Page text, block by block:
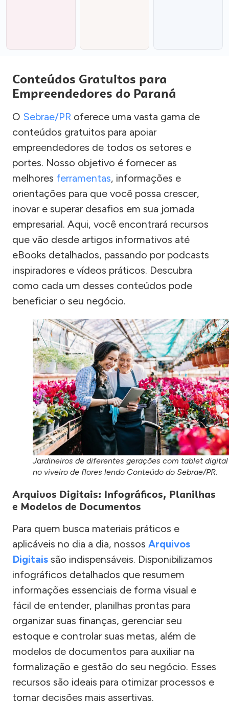
Conteúdos Gratuitos para
Empreendedores do Paraná
O Sebrae/PR oferece uma vasta gama de
conteúdos gratuitos para apoiar
empreendedores de todos os setores e
portes. Nosso objetivo é fornecer as
melhores ferramentas, informações e
orientações para que você possa crescer,
inovar e superar desafios em sua jornada
empresarial. Aqui, você encontrará recursos
que vão desde artigos informativos até
eBooks detalhados, passando por podcasts
inspiradores e vídeos práticos. Descubra
como cada um desses conteúdos pode
beneficiar o seu negócio.
Jardineiros de diferentes gerações com tablet digital
no viveiro de flores lendo Conteúdo do Sebrae/PR.
Arquivos Digitais: Infográficos, Planilhas
e Modelos de Documentos
Para quem busca materiais práticos e
aplicáveis no dia a dia, nossos Arquivos
Digitais são indispensáveis. Disponibilizamos
infográficos detalhados que resumem
informações essenciais de forma visual e
fácil de entender, planilhas prontas para
organizar suas finanças, gerenciar seu
estoque e controlar suas metas, além de
modelos de documentos para auxiliar na
formalização e gestão do seu negócio. Esses
recursos são ideais para otimizar processos e
tomar decisões mais assertivas.